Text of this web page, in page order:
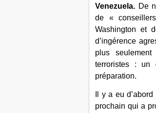
Venezuela. De
de «
Washington et
d’ingérence
plus seulement
terroristes :
préparation.
Il y a eu
prochain qui a